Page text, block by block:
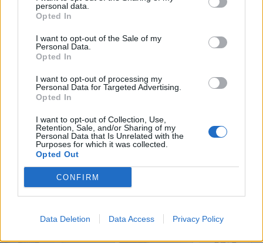
personal data.
Opted In
I want to opt-out of the Sale of my
Personal Data.
Opted In
I want to opt-out of processing my
Personal Data for Targeted Advertising.
Opted In
I want to opt-out of Collection, Use,
Retention, Sale, and/or Sharing of my
Personal Data that Is Unrelated with the
Purposes for which it was collected.
Opted Out
CONFIRM
Data Deletion Data Access Privacy Policy
2026. augusztus 04., kedd
Csíkszeredában